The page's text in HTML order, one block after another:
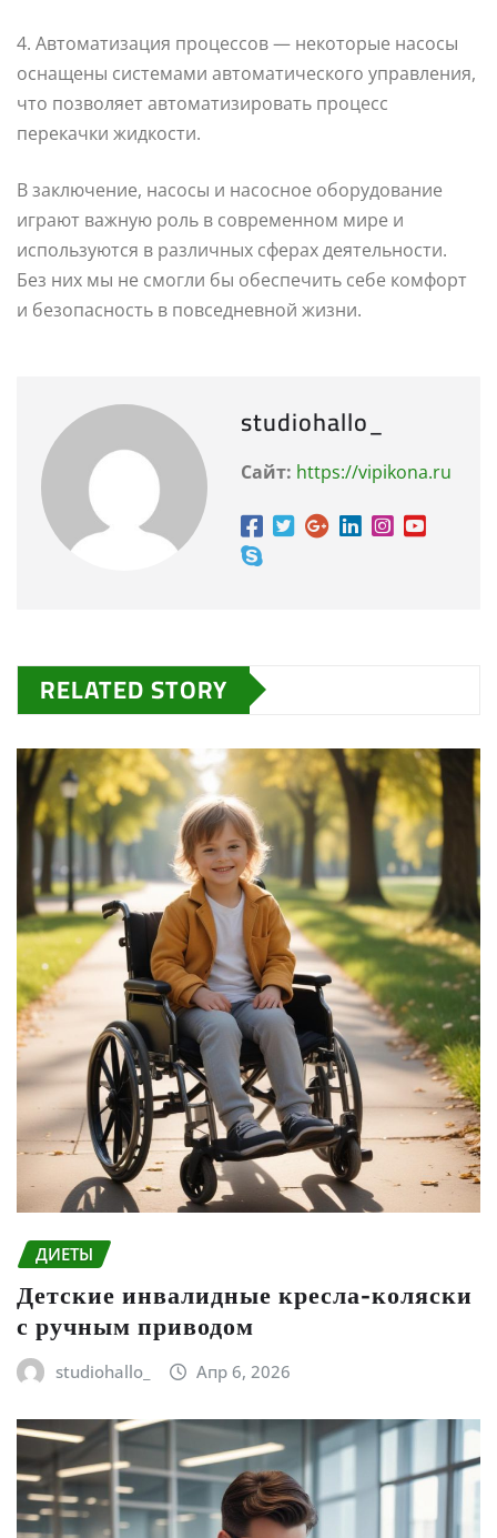
4. Автоматизация процессов — некоторые насосы
оснащены системами автоматического управления,
что позволяет автоматизировать процесс
перекачки жидкости.
В заключение, насосы и насосное оборудование
играют важную роль в современном мире и
используются в различных сферах деятельности.
Без них мы не смогли бы обеспечить себе комфорт
и безопасность в повседневной жизни.
studiohallo_
Сайт: https://vipikona.ru
RELATED STORY
ДИЕТЫ
Детские инвалидные кресла-коляски
с ручным приводом
studiohallo_ Апр 6, 2026